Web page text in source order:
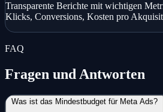
Transparente Berichte mit wichtigen
Klicks, Conversions, Kosten pro
FAQ
Fragen und Antworten
Was ist das Mindestbudget für Meta Ads?